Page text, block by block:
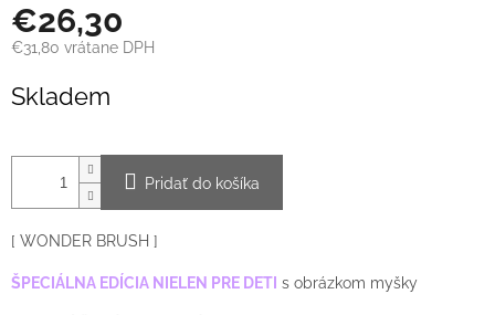
€26,30
€31,80 vrátane DPH
cena:
Skladem
Pridať do košíka
[ WONDER BRUSH ]
ŠPECIÁLNA EDÍCIA NIELEN PRE DETI s obrázkom myšky